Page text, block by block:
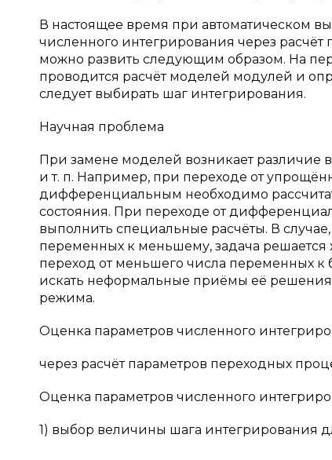
В настоящее время при автоматическом
численного интегрирования через расчёт
можно развить следующим образом. На
проводится расчёт моделей модулей и
следует выбирать шаг интегрирования.
Научная проблема
При замене моделей возникает различие
и т. п. Например, при переходе от
дифференциальным необходимо
состояния. При переходе от
выполнить специальные расчёты. В
переменных к меньшему, задача решается
переход от меньшего числа переменных к
искать неформальные приёмы её
режима.
Оценка параметров численного
через расчёт параметров переходных
Оценка параметров численного
1) выбор величины шага интегрирования